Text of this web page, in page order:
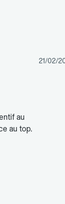
21/02/
au
au top.